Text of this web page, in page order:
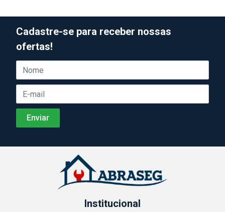
Cadastre-se para receber nossas
ofertas!
Institucional